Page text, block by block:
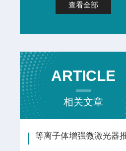
查看全部
ARTICLE
相关文章